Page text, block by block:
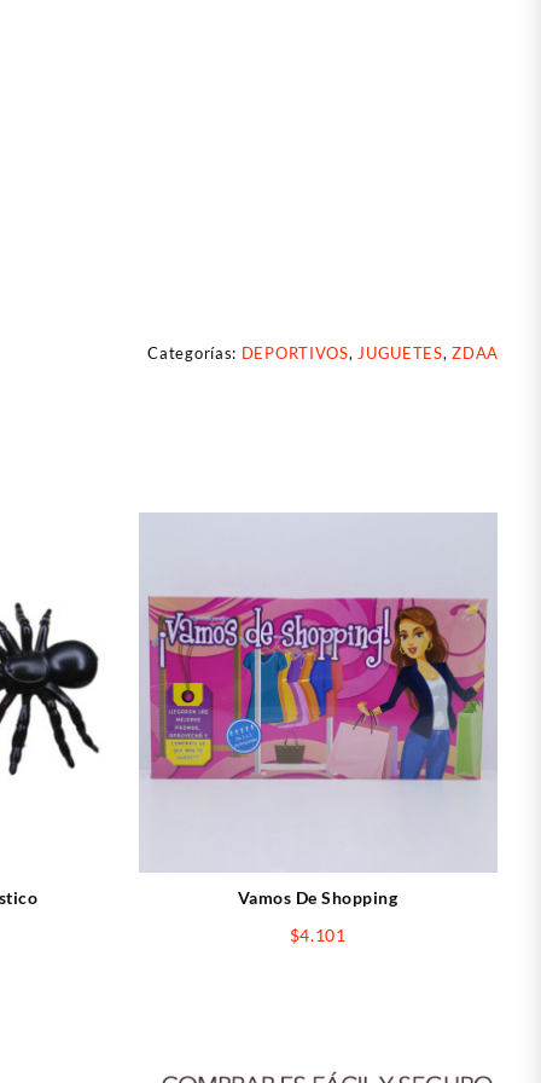
Categorías: DEPORTIVOS,JUGUETES,ZDAA
Vamos De Shopping
$4.101